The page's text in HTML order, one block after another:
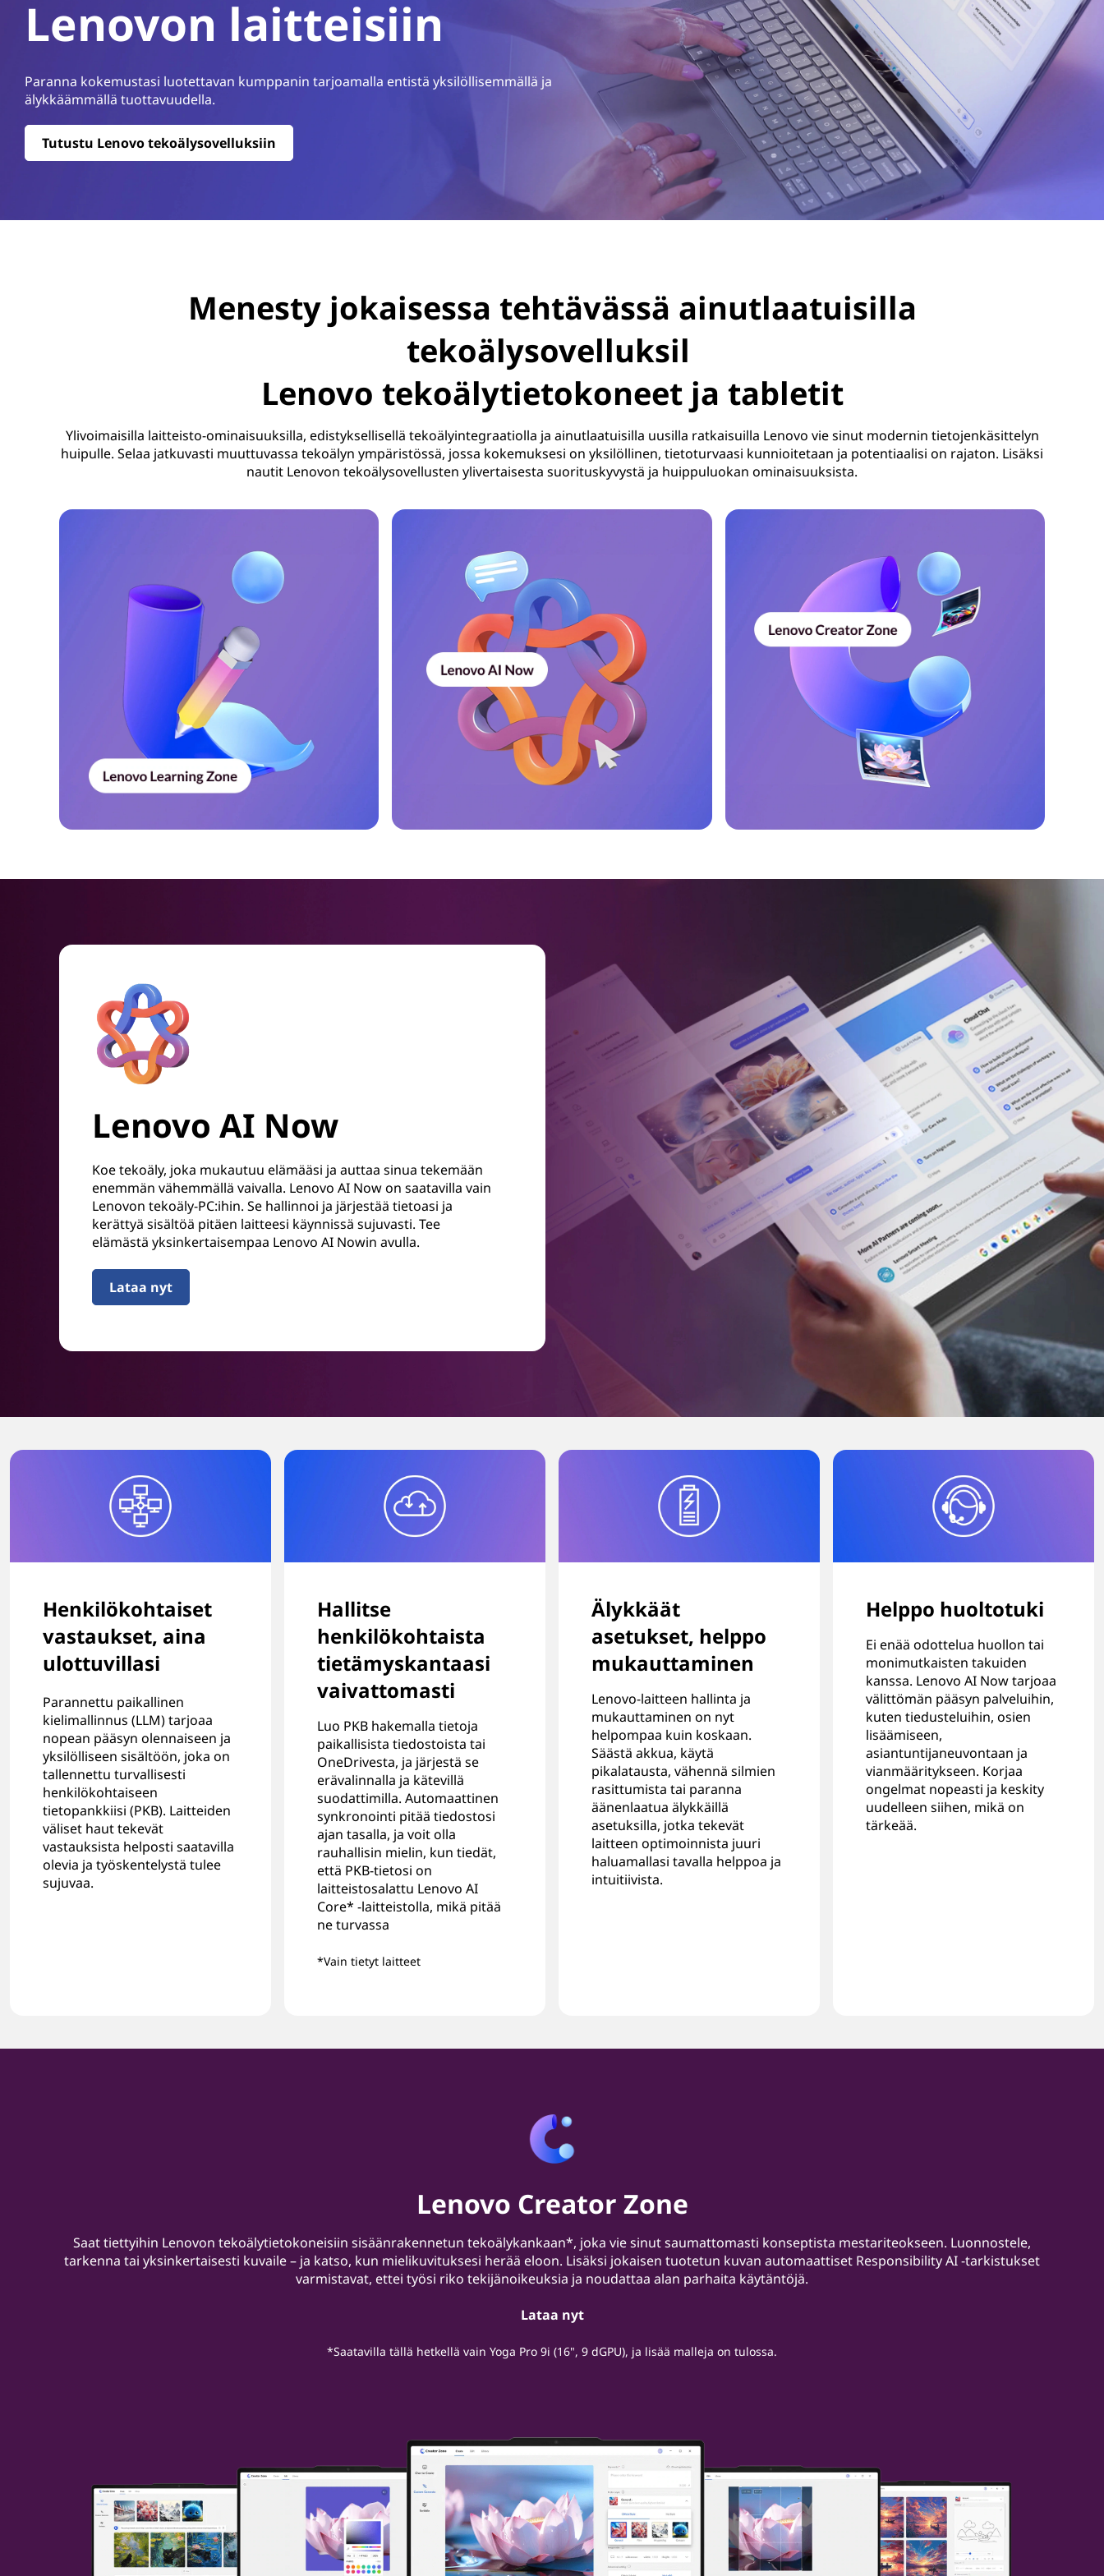
k
Lenovon laitteisiin
Paranna kokemustasi luotettavan kumppanin tarjoamalla entistä yksilöllisemmällä ja
älykkäämmällä tuottavuudella.
Tutustu Lenovo tekoälysovelluksiin
Menesty jokaisessa tehtävässä ainutlaatuisilla
tekoälysovelluksil
Lenovo tekoälytietokoneet ja tabletit
Ylivoimaisilla laitteisto-ominaisuuksilla, edistyksellisellä tekoälyintegraatiolla ja ainutlaatuisilla uusilla ratkaisuilla Lenovo vie sinut modernin tietojenkäsittelyn
huipulle. Selaa jatkuvasti muuttuvassa tekoälyn ympäristössä, jossa kokemuksesi on yksilöllinen, tietoturvaasi kunnioitetaan ja potentiaalisi on rajaton. Lisäksi
nautit Lenovon tekoälysovellusten ylivertaisesta suorituskyvystä ja huippuluokan ominaisuuksista.
Lenovo AI Now
Koe tekoäly, joka mukautuu elämääsi ja auttaa sinua tekemään
enemmän vähemmällä vaivalla. Lenovo AI Now on saatavilla vain
Lenovon tekoäly-PC:ihin. Se hallinnoi ja järjestää tietoasi ja
kerättyä sisältöä pitäen laitteesi käynnissä sujuvasti. Tee
elämästä yksinkertaisempaa Lenovo AI Nowin avulla.
Lataa nyt
Henkilökohtaiset
vastaukset, aina
ulottuvillasi
Parannettu paikallinen
kielimallinnus (LLM) tarjoaa
nopean pääsyn olennaiseen ja
yksilölliseen sisältöön, joka on
tallennettu turvallisesti
henkilökohtaiseen
tietopankkiisi (PKB). Laitteiden
väliset haut tekevät
vastauksista helposti saatavilla
olevia ja työskentelystä tulee
sujuvaa.
Hallitse
henkilökohtaista
tietämyskantaasi
vaivattomasti
Luo PKB hakemalla tietoja
paikallisista tiedostoista tai
OneDrivesta, ja järjestä se
erävalinnalla ja kätevillä
suodattimilla. Automaattinen
synkronointi pitää tiedostosi
ajan tasalla, ja voit olla
rauhallisin mielin, kun tiedät,
että PKB-tietosi on
laitteistosalattu Lenovo AI
Core* -laitteistolla, mikä pitää
ne turvassa
*Vain tietyt laitteet
Älykkäät
asetukset, helppo
mukauttaminen
Lenovo-laitteen hallinta ja
mukauttaminen on nyt
helpompaa kuin koskaan.
Säästä akkua, käytä
pikalatausta, vähennä silmien
rasittumista tai paranna
äänenlaatua älykkäillä
asetuksilla, jotka tekevät
laitteen optimoinnista juuri
haluamallasi tavalla helppoa ja
intuitiivista.
Helppo huoltotuki
Ei enää odottelua huollon tai
monimutkaisten takuiden
kanssa. Lenovo AI Now tarjoaa
välittömän pääsyn palveluihin,
kuten tiedusteluihin, osien
lisäämiseen,
asiantuntijaneuvontaan ja
vianmääritykseen. Korjaa
ongelmat nopeasti ja keskity
uudelleen siihen, mikä on
tärkeää.
Lenovo Creator Zone
Saat tiettyihin Lenovon tekoälytietokoneisiin sisäänrakennetun tekoälykankaan*, joka vie sinut saumattomasti konseptista mestariteokseen. Luonnostele,
tarkenna tai yksinkertaisesti kuvaile – ja katso, kun mielikuvituksesi herää eloon. Lisäksi jokaisen tuotetun kuvan automaattiset Responsibility AI -tarkistukset
varmistavat, ettei työsi riko tekijänoikeuksia ja noudattaa alan parhaita käytäntöjä.
Lataa nyt
*Saatavilla tällä hetkellä vain Yoga Pro 9i (16", 9 dGPU), ja lisää malleja on tulossa.